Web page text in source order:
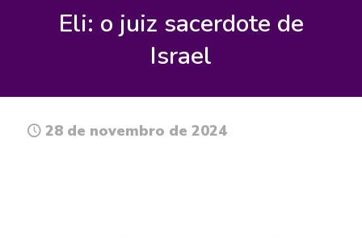
Eli: o juiz sacerdote de
Israel
28 de novembro de 2024